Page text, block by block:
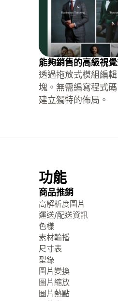
能夠銷售的高級視
透過拖放式模組編
塊。無需編寫程式
建立獨特的佈局。
功能
商品推銷
高解析度圖片
運送/配送資訊
色樣
素材輪播
尺寸表
型錄
圖片變換
圖片縮放
圖片熱點